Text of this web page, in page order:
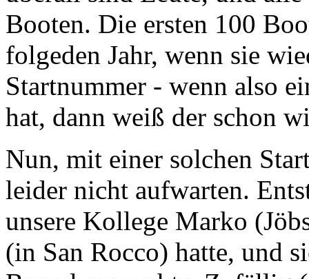
Booten. Die ersten 100
folgeden Jahr, wenn sie
Startnummer - wenn also
hat, dann weiß der schon
Nun, mit einer solchen
leider nicht aufwarten.
unsere Kollege Marko
(in San Rocco) hatte, und